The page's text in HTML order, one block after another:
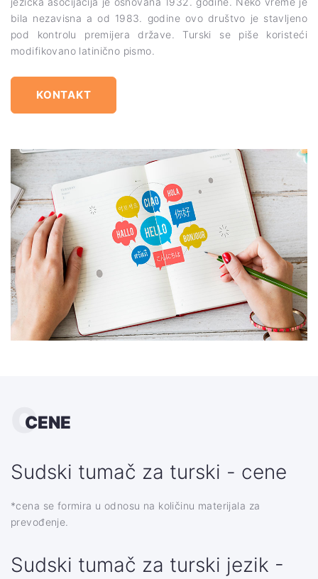
bila nezavisna a od 1983. godine ovo društvo je stavljeno
pod kontrolu premijera države. Turski se piše koristeći
modifikovano latinično pismo.
KONTAKT
C
CENE
Sudski tumač za turski - cene
*cena se formira u odnosu na količinu materijala za
prevođenje.
Sudski tumač za turski jezik -